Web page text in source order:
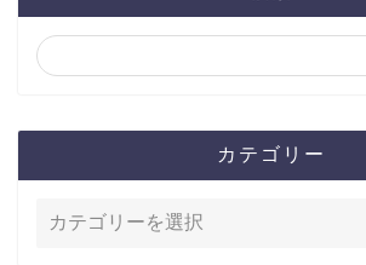
カテゴリー